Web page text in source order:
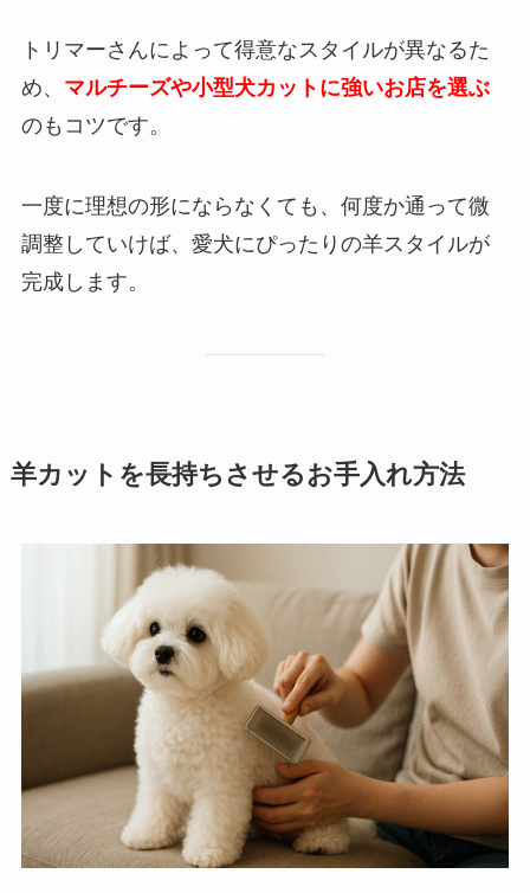
トリマーさんによって得意なスタイルが異なるた
め、 マルチーズや小型犬カットに強いお店を選ぶ
のもコツです。
一度に理想の形にならなくても、何度か通って微
調整していけば、愛犬にぴったりの羊スタイルが
完成します。
羊カットを長持ちさせるお手入れ方法